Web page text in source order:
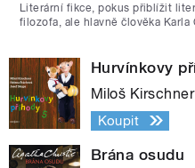
Literární fikce, pokus přiblížit
filozofa, ale hlavně člověka Karla
Hurvínkovy
Miloš
Koupit
Brána osudu